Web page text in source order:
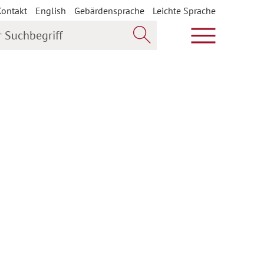
English Gebärdensprache
Leichte Sprache
Hauptmenü